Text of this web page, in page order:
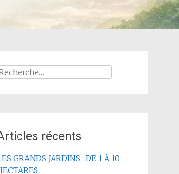
:
récents
GRANDS JARDINS : DE 1 À 10